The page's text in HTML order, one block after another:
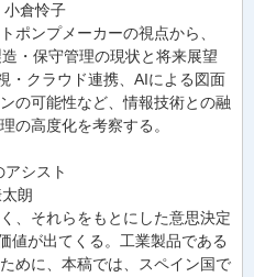
倉怜子
ポンプメーカーの視点から、
・保守管理の現状と将来展望
・クラウド連携、AIによる図面
の可能性など、情報技術との融
の高度化を考察する。
シスト
朗
、それらをもとにした意思決定
値が出てくる。工業製品である
めに、本稿では、スペイン国で